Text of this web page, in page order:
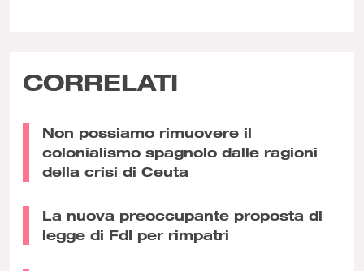
CORRELATI
Non possiamo rimuovere il
colonialismo spagnolo dalle ragioni
della crisi di Ceuta
La nuova preoccupante proposta di
legge di FdI per rimpatri